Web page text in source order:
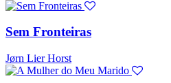
Sem Fronteiras
Jørn Lier Horst